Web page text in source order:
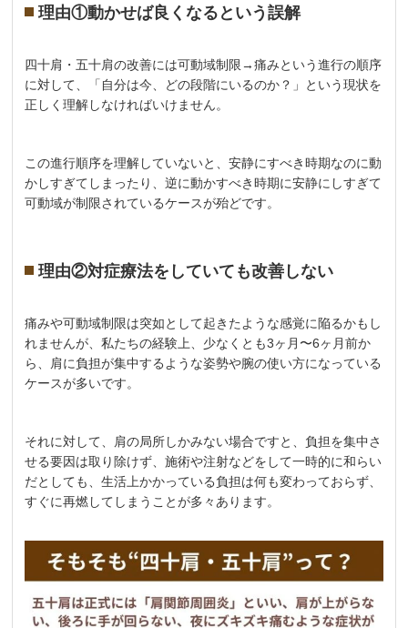
理由①動かせば良くなるという誤解
四十肩・五十肩の改善には可動域制限→痛みという進行の順序
に対して、「自分は今、どの段階にいるのか？」という現状を
正しく理解しなければいけません。
この進行順序を理解していないと、安静にすべき時期なのに動
かしすぎてしまったり、逆に動かすべき時期に安静にしすぎて
可動域が制限されているケースが殆どです。
理由②対症療法をしていても改善しない
痛みや可動域制限は突如として起きたような感覚に陥るかもし
れませんが、私たちの経験上、少なくとも3ヶ月〜6ヶ月前か
ら、肩に負担が集中するような姿勢や腕の使い方になっている
ケースが多いです。
それに対して、肩の局所しかみない場合ですと、負担を集中さ
せる要因は取り除けず、施術や注射などをして一時的に和らい
だとしても、生活上かかっている負担は何も変わっておらず、
すぐに再燃してしまうことが多々あります。